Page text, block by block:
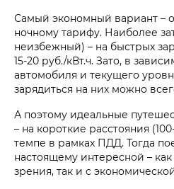
Самый экономный вариант –
ночному тарифу. Наиболее
неизбежный) – на быстрых
15-20 руб./кВт.ч. Зато, в
автомобиля и текущего
зарядиться на них можно
А поэтому идеальные
– на короткие расстояния
темпе в рамках ПДД. Тогда
настоящему интересной –
зрения, так и с